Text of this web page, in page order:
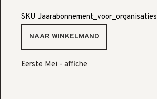
SKU Jaarabonnement_voor_organisaties
Eerste Mei - affiche